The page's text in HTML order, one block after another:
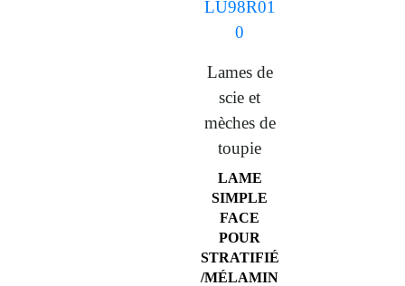
Lames de
scie et
mèches de
toupie
LAME
SIMPLE
FACE
POUR
STRATIFIÉ
/MÉLAMIN